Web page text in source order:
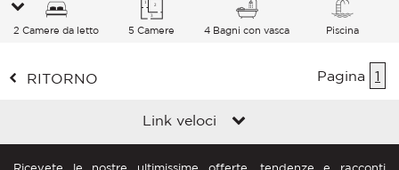
2 Camere da letto 5 Camere 4 Bagni con vasca Piscina
RITORNO Pagina 1
Link veloci